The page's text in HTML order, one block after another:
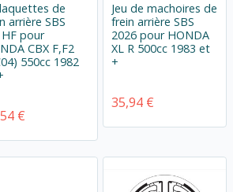
de
arrière SBS
pour
CBX F,F2
550cc 1982
€
Jeu de machoires de
frein arrière SBS
2026 pour HONDA
XL R 500cc 1983 et
+
35,94 €